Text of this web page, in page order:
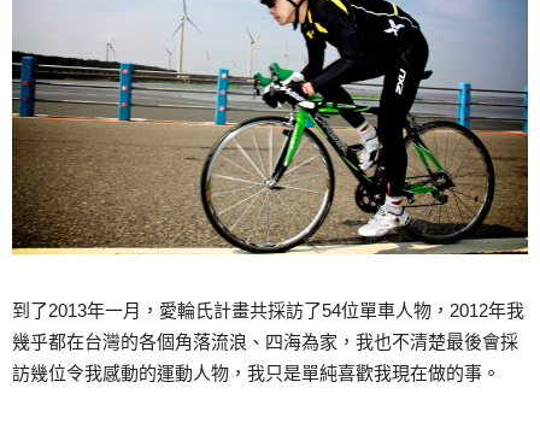
到了2013年一月，愛輪氏計畫共採訪了54位單車人物，2012年我
幾乎都在台灣的各個角落流浪、四海為家，我也不清楚最後會採
訪幾位令我感動的運動人物，我只是單純喜歡我現在做的事。